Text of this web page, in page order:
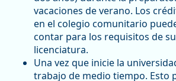
vacaciones de verano. Los
en el colegio comunitario
contar para los requisitos de
licenciatura.
Una vez que inicie la
trabajo de medio tiempo. Esto